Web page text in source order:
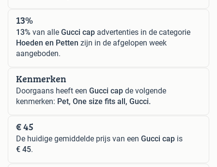
13%
13% van alle Gucci cap advertenties in de categorie
Hoeden en Petten zijn in de afgelopen week
aangeboden.
Kenmerken
Doorgaans heeft een Gucci cap de volgende
kenmerken: Pet, One size fits all, Gucci.
€ 45
De huidige gemiddelde prijs van een Gucci cap is
€ 45.